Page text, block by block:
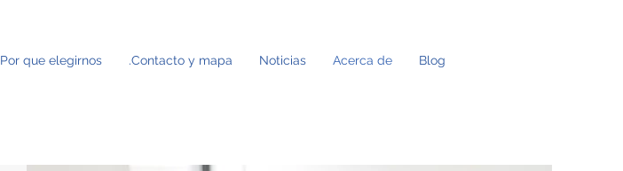
Blog
Acerca de
Noticias
Contacto y mapa.
Por que elegirnos?